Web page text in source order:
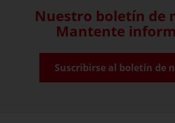
Nuestro boletín de
Mantente
Suscribirse al boletín de